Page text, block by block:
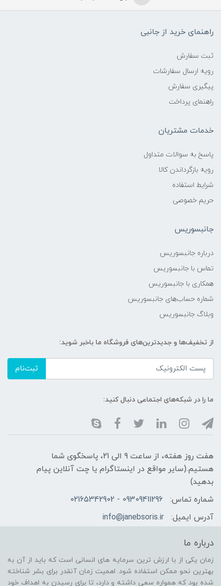
راهنمای خرید از جانبی
ثبت سفارش
رویه ارسال سفارشات
پیگیری سفارش
راهنمای پرداخت
خدمات مشتریان
پاسخ به سوالات متداول
رویه بازگرداندن کالا
شرایط استفاده
حریم خصوصی
جانبسوریس
درباره جانبسوریس
تماس با جانبسوریس
همکاری با جانبسوریس
شماره حساب‌های جانبسوریس
وبلاگ جانبسوریس
از تخفیف‌ها و جدیدترین‌های فروشگاه ما باخبر شوید:
ثبت‌نام
ما را در شبکه‌های اجتماعی دنبال کنید:
هفت روز هفته، از ساعت 9 الی 21، پاسخگوی شما
هستیم.(سایر مواقع در اینستاگرام یا چت آنلاین پیام
بدهید)
شماره تماس:
09309411296 - 02165342902
آدرس ایمیل:
info@janebsoris.ir
درباره ما
زمان یکی از با ارزش ترین سرمایه های انسانی است که باید از آن به
بهترین نحو ممکن استفاده شود. اهمیت زمان آنقدر برای بشر شناخته
شده بود که همواره سعی داشته و دارد، تا برای رسیدن به اهداف خود